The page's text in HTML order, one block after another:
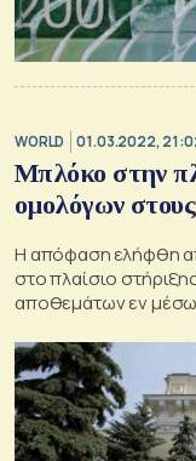
WORLD 01.03.2022,
Μπλόκο στην
ομολόγων
Η απόφαση ελήφθη
στο πλαίσιο
αποθεμάτων εν